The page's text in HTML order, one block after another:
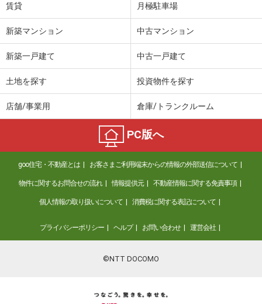
賃貸 月極駐車場
新築マンション 中古マンション
新築一戸建て 中古一戸建て
土地を探す 投資物件を探す
店舗/事業用 倉庫/トランクルーム
PC版へ
goo住宅・不動産とは お客さまご利用端末からの情報の外部送信について
物件に関するお問合せの流れ 情報提供元 不動産情報に関する免責事項
個人情報の取り扱いについて 消費税に関する表記について
プライバシーポリシー ヘルプ お問い合わせ 運営会社
©NTT DOCOMO